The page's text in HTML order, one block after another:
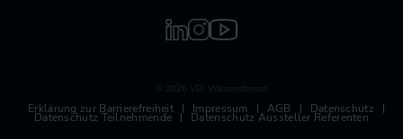
© 2026 VDI Wissensforum
Erklärung zur Barrierefreiheit Impressum AGB Datenschutz
Datenschutz Teilnehmende Datenschutz Aussteller Referenten